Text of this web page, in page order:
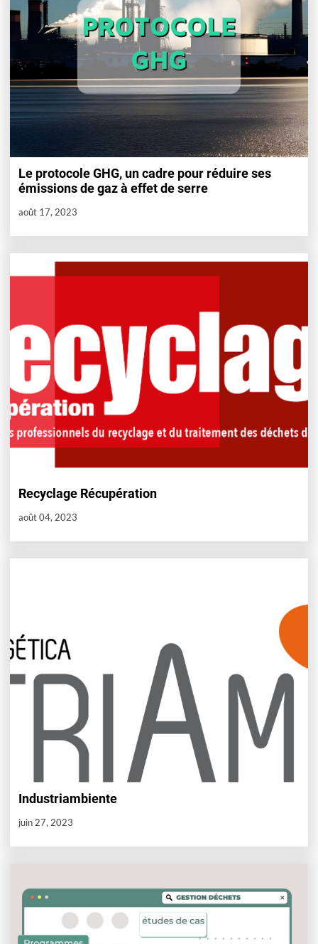
Le protocole GHG, un cadre pour réduire ses
émissions de gaz à effet de serre
août 17, 2023
Recyclage Récupération
août 04, 2023
Industriambiente
juin 27, 2023